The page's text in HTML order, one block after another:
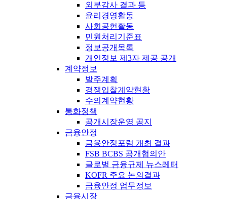
외부감사 결과 등
윤리경영활동
사회공헌활동
민원처리기준표
정보공개목록
개인정보 제3자 제공 공개
계약정보
발주계획
경쟁입찰계약현황
수의계약현황
통화정책
공개시장운영 공지
금융안정
금융안정포럼 개최 결과
FSB BCBS 공개협의안
글로벌 금융규제 뉴스레터
KOFR 주요 논의결과
금융안정 업무정보
금융시장